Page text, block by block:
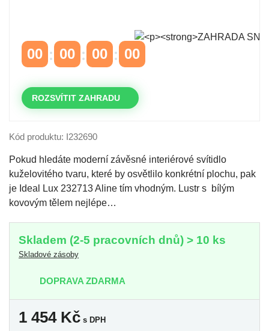
00 00 00 00
ROZSVÍTIT ZAHRADU
Kód produktu: I232690
Pokud hledáte moderní závěsné interiérové svítidlo
kuželovitého tvaru, které by osvětlilo konkrétní plochu, pak
je Ideal Lux 232713 Aline tím vhodným. Lustr s bílým
kovovým tělem nejlépe…
Skladem (2-5 pracovních dnů) > 10 ks
Skladové zásoby
DOPRAVA ZDARMA
1 454Kč s DPH